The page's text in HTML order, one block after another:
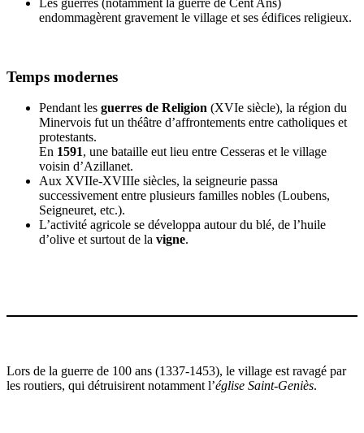
Les guerres (notamment la guerre de Cent Ans)
endommagèrent gravement le village et ses édifices religieux.
Temps modernes
Pendant les guerres de Religion (XVIe siècle), la région du
Minervois fut un théâtre d’affrontements entre catholiques et
protestants.
En 1591, une bataille eut lieu entre Cesseras et le village
voisin d’Azillanet.
Aux XVIIe-XVIIIe siècles, la seigneurie passa
successivement entre plusieurs familles nobles (Loubens,
Seigneuret, etc.).
L’activité agricole se développa autour du blé, de l’huile
d’olive et surtout de la vigne.
Lors de la guerre de 100 ans (1337-1453), le village est ravagé par
les routiers, qui détruisirent notamment l’église Saint-Geniès.